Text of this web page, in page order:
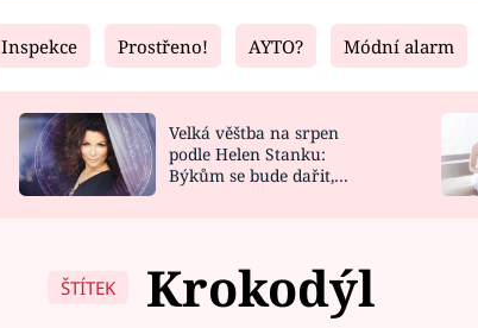
Fresh
NOVINKY
VIDEORECEPTY
Living
DESIGN
Inspekce Prostřeno! AYTO? Módní alarm
Velká věštba na srpen
podle Helen Stanku:
Býkům se bude dařit,
ŠTÍTEK Krokodýl